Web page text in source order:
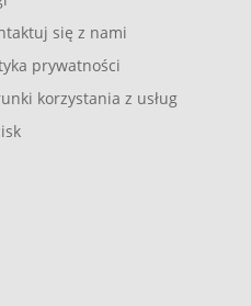
się z nami
prywatności
korzystania z usług